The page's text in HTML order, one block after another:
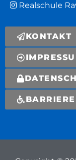
Realschule
KONTAKT